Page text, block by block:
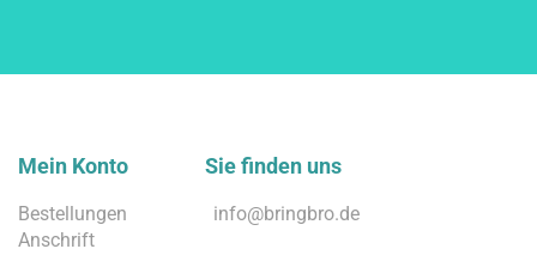
Mein Konto Sie finden uns
Bestellungen info@bringbro.de
Anschrift